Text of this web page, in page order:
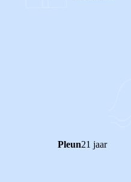
Pleun21 jaar